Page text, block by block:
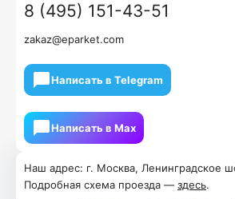
Наш адрес: г. Москва, Ленинградское
Подробная схема проезда — здесь.
8 (495) 151-43-51
zakaz@eparket.com
Написать в Telegram
Написать в Мах